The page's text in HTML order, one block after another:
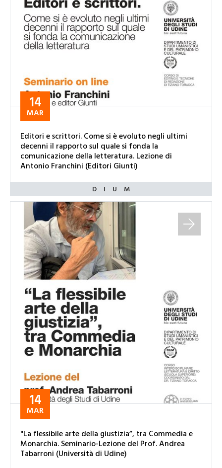
14
MAR
Editori e scrittori. Come si è evoluto negli ultimi
decenni il rapporto sul quale si fonda la
comunicazione della letteratura. Lezione di
Antonio Franchini (Editori Giunti)
14
MAR
"La flessibile arte della giustizia”, tra Commedia e
Monarchia. Seminario-Lezione del Prof. Andrea
Tabarroni (Università di Udine)